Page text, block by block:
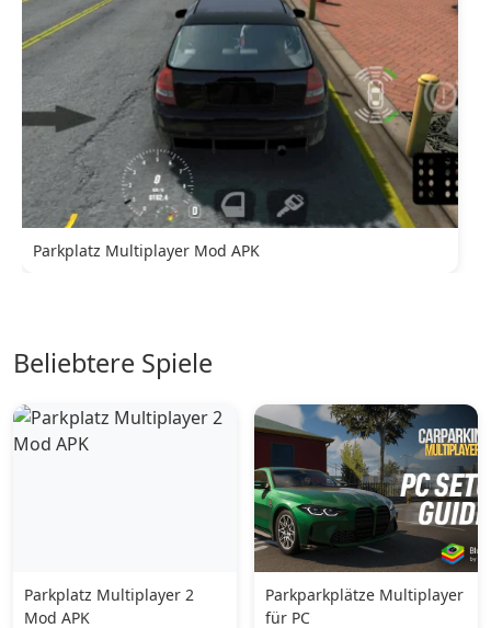
Parkplatz Multiplayer Mod APK
Beliebtere Spiele
Parkplatz Multiplayer 2
Mod APK
Parkparkplätze Multiplayer
für PC